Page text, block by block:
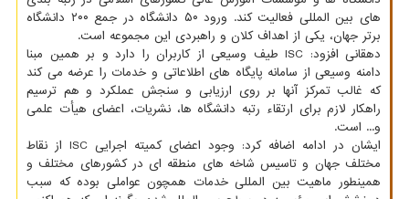
های بین المللی فعالیت کند. ورود ۵۰ دانشگاه در جمع ۲۰۰ دانشگاه
برتر جهان، یکی از اهداف کلان و راهبردی این مجموعه است.
دهقانی افزود: ISC طیف وسیعی از کاربران را دارد و بر همین مبنا
دامنه وسیعی از سامانه پایگاه های اطلاعاتی و خدمات را عرضه می کند
که غالب تمرکز آنها بر روی ارزیابی و سنجش عملکرد و هم ترسیم
راهکار لازم برای ارتقاء رتبه دانشگاه ها، نشریات، اعضای هیأت علمی
و... است.
ایشان در ادامه اضافه کرد: وجود اعضای کمیته اجرایی ISC از نقاط
مختلف جهان و تاسیس شاخه های منطقه ای در کشورهای مختلف و
همینطور ماهیت بین المللی خدمات همچون عواملی بوده که سبب